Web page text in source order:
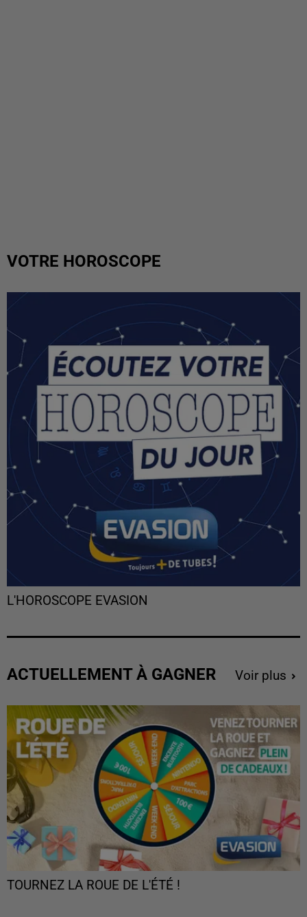
VOTRE HOROSCOPE
L'HOROSCOPE EVASION
ACTUELLEMENT À GAGNER Voir plus
TOURNEZ LA ROUE DE L'ÉTÉ !